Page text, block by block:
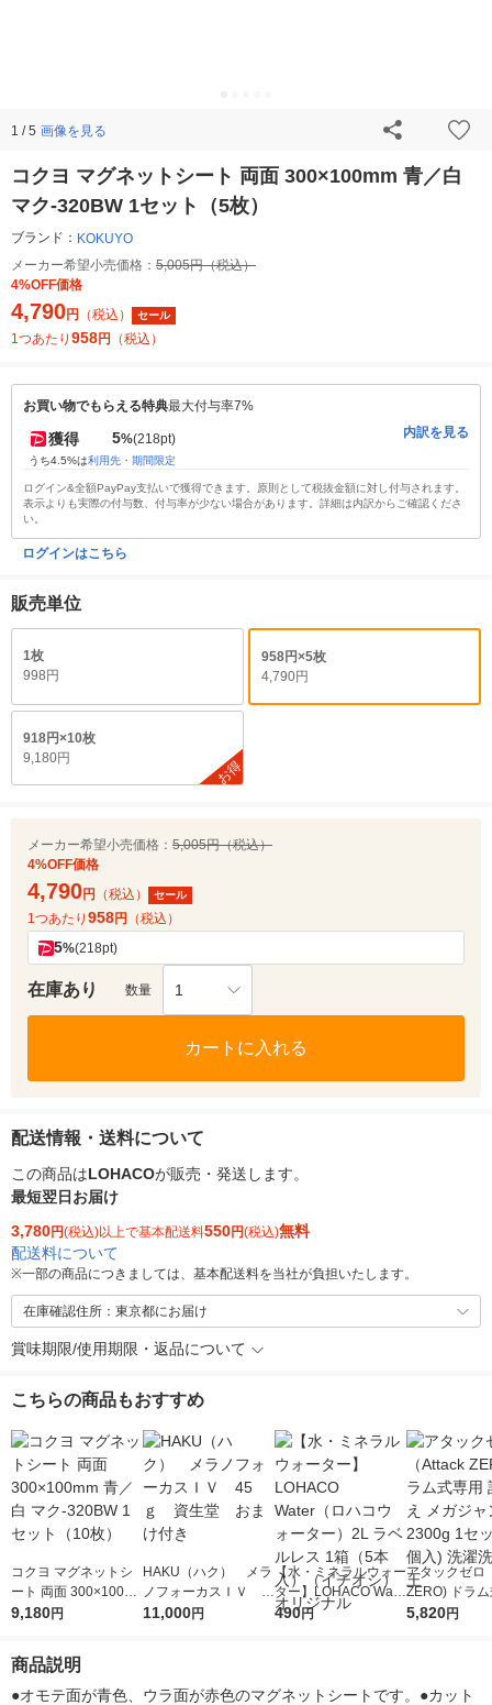
1 / 5 画像を見る
コクヨ マグネットシート 両面 300×100mm 青／白
マク-320BW 1セット（5枚）
ブランド： KOKUYO
メーカー希望小売価格： 5,005円（税込）
4%OFF価格
4,790円 （税込） セール
1つあたり 958円 （税込）
お買い物でもらえる特典最大付与率7%
獲得 5%(218pt)
うち4.5%は利用先・期間限定
内訳を見る
ログイン&全額PayPay支払いで獲得できます。原則として税抜金額に対し付与されます。
表示よりも実際の付与数、付与率が少ない場合があります。詳細は内訳からご確認くださ
い。
ログインはこちら
販売単位
1枚
998円
958円×5枚
4,790円
918円×10枚
9,180円
お得
メーカー希望小売価格： 5,005円（税込）
4%OFF価格
4,790円 （税込） セール
1つあたり 958円 （税込）
5%(218pt)
在庫あり 数量 1
カートに入れる
配送情報・送料について
この商品はLOHACOが販売・発送します。
最短翌日お届け
3,780円(税込)以上で基本配送料550円(税込)無料
配送料について
※一部の商品につきましては、基本配送料を当社が負担いたします。
在庫確認住所：東京都にお届け
賞味期限/使用期限・返品について
こちらの商品もおすすめ
コクヨ マグネットシ
ート 両面 300×100m
m 青／白 マク-320BW
9,180円
HAKU（ハク） メラ
ノフォーカスＩＶ 4
5ｇ 資生堂 おまけ
11,000円
【水・ミネラルウォー
ター】LOHACO Wate
r（ロハコウォータ
490円
アタックゼロ
ZERO) ドラ
詰め替え メガ
5,820円
商品説明
●オモテ面が青色、ウラ面が赤色のマグネットシートです。●カット